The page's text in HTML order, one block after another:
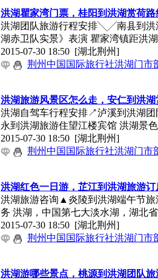
洪湖瞿家湾门票，桂阳到洪湖赏荷路
洪湖团队旅游行程安排╲╱南县到
湖赤卫队实景》表演 瞿家湾镇距洪
2015-07-30 18:50 [湖北荆州]
荆州中国国际旅行社洪湖门市
洪湖旅游风景区怎么走，安仁到洪
洪湖自驾车行程安排↗泸溪到洪湖
永到洪湖旅游住望江楼宾馆 洪湖景
2015-07-30 18:50 [湖北荆州]
荆州中国国际旅行社洪湖门市
洪湖红色一日游，芷江到洪湖旅游订
洪湖旅游咨询▲炎陵到洪湖端午节
务 洪湖，中国第七大淡水湖，湖北
2015-07-30 18:50 [湖北荆州]
荆州中国国际旅行社洪湖门市
洪湖游哪些景点，桃源到洪湖团队旅